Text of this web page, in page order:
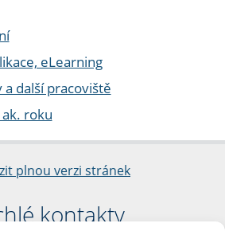
eLearning
a další pracoviště
roku
plnou verzi stránek
kontakty